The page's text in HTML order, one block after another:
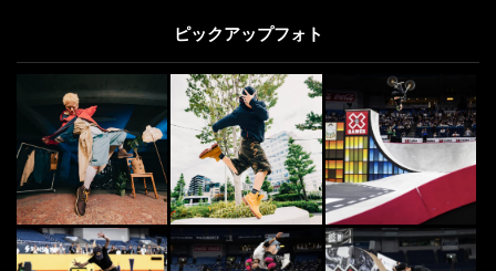
ピックアップフォト